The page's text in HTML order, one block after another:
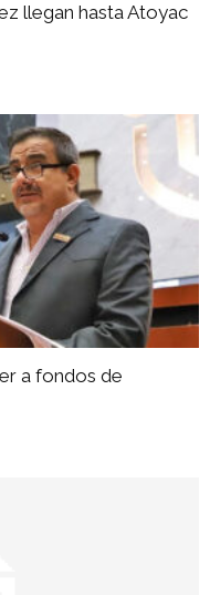
llegan hasta Atoyac
a fondos de